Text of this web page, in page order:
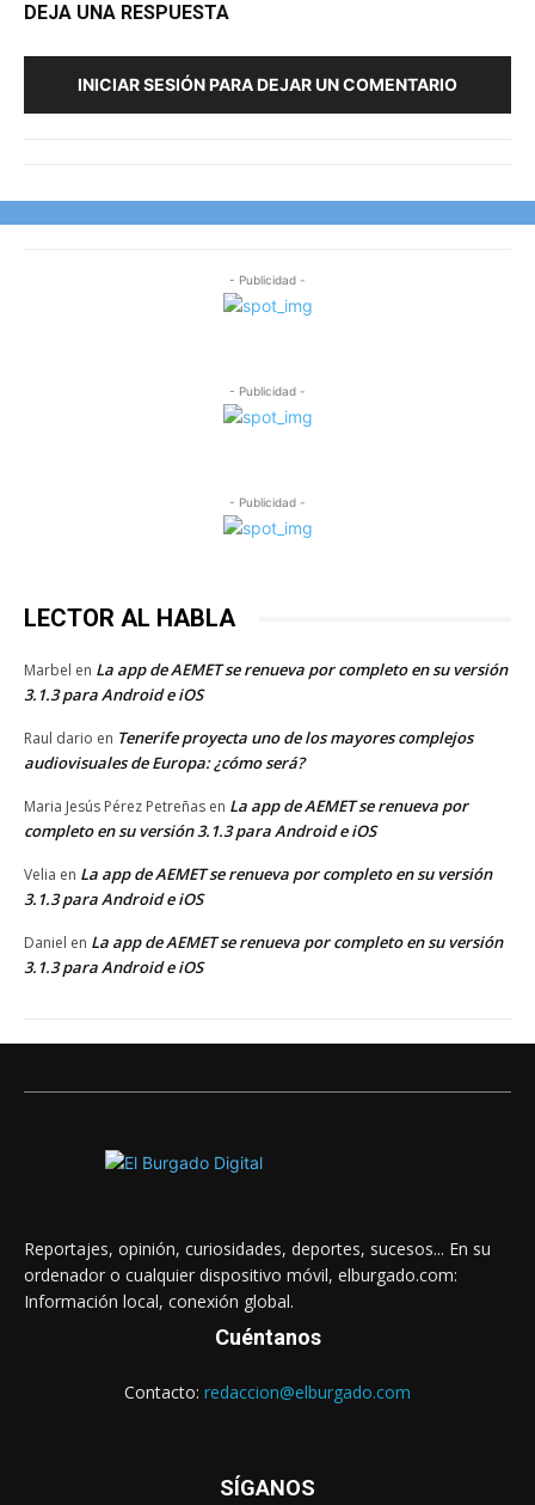
DEJA UNA RESPUESTA
INICIAR SESIÓN PARA DEJAR UN COMENTARIO
- Publicidad -
- Publicidad -
- Publicidad -
LECTOR AL HABLA
Marbel en La app de AEMET se renueva por completo en su versión
3.1.3 para Android e iOS
Raul dario en Tenerife proyecta uno de los mayores complejos
audiovisuales de Europa: ¿cómo será?
Maria Jesús Pérez Petreñas en La app de AEMET se renueva por
completo en su versión 3.1.3 para Android e iOS
Velia en La app de AEMET se renueva por completo en su versión
3.1.3 para Android e iOS
Daniel en La app de AEMET se renueva por completo en su versión
3.1.3 para Android e iOS
Reportajes, opinión, curiosidades, deportes, sucesos... En su
ordenador o cualquier dispositivo móvil, elburgado.com:
Información local, conexión global.
Cuéntanos
Contacto: redaccion@elburgado.com
SÍGANOS